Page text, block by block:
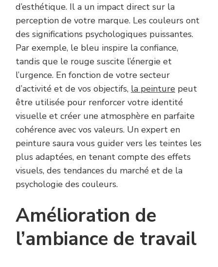
d’esthétique. Il a un impact direct sur la
perception de votre marque. Les couleurs ont
des significations psychologiques puissantes.
Par exemple, le bleu inspire la confiance,
tandis que le rouge suscite l’énergie et
l’urgence. En fonction de votre secteur
d’activité et de vos objectifs, la peinture peut
être utilisée pour renforcer votre identité
visuelle et créer une atmosphère en parfaite
cohérence avec vos valeurs. Un expert en
peinture saura vous guider vers les teintes les
plus adaptées, en tenant compte des effets
visuels, des tendances du marché et de la
psychologie des couleurs.
Amélioration de
l’ambiance de travail